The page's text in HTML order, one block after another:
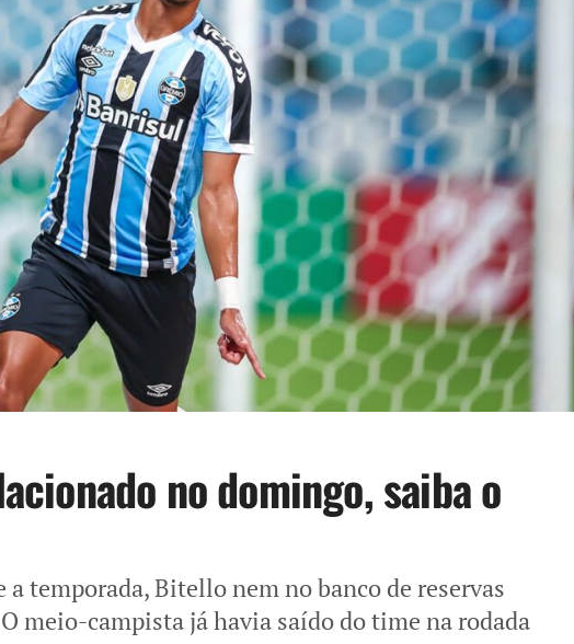
no domingo, saiba o
temporada, Bitello nem no banco de reservas
meio-campista já havia saído do time na rodada